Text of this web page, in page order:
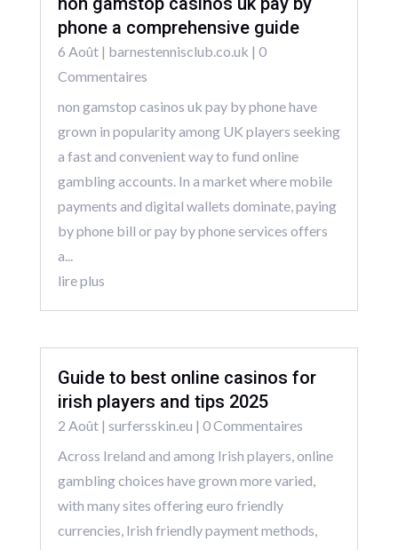
phone a comprehensive guide
6 Août| barnestennisclub.co.uk | 0
Commentaires
non gamstop casinos uk pay by phone have
grown in popularity among UK players seeking
a fast and convenient way to fund online
gambling accounts. In a market where mobile
payments and digital wallets dominate, paying
by phone bill or pay by phone services offers
a...
lire plus
Guide to best online casinos for
irish players and tips 2025
2 Août| surfersskin.eu | 0 Commentaires
Across Ireland and among Irish players, online
gambling choices have grown more varied,
with many sites offering euro friendly
currencies, Irish friendly payment methods,